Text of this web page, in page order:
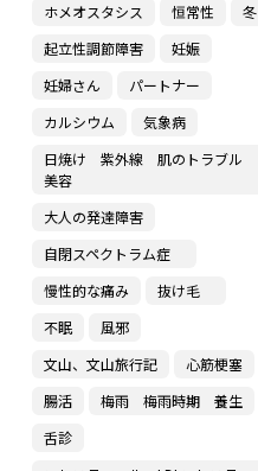
ホメオスタシス
恒常性
冬
起立性調節障害
妊娠
妊婦さん
パートナー
カルシウム
気象病
日焼け 紫外線 肌のトラブル
美容
大人の発達障害
自閉スペクトラム症
慢性的な痛み
抜け毛
不眠
風邪
文山、文山旅行記
心筋梗塞
腸活
梅雨 梅雨時期 養生
舌診